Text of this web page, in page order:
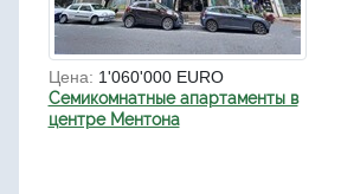
Цена: 1'060'000 EURO
Семикомнатные апартаменты в
центре Ментона